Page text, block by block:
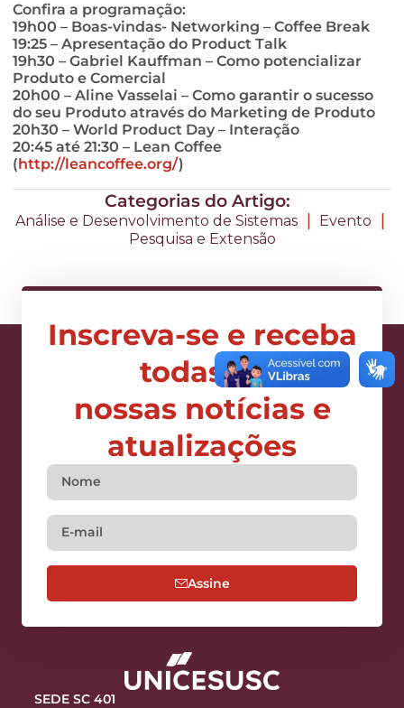
Confira a programação:
19h00 – Boas-vindas- Networking – Coffee Break
19:25 – Apresentação do Product Talk
19h30 – Gabriel Kauffman – Como potencializar
Produto e Comercial
20h00 – Aline Vasselai – Como garantir o sucesso
do seu Produto através do Marketing de Produto
20h30 – World Product Day – Interação
20:45 até 21:30 – Lean Coffee
(http://leancoffee.org/)
Categorias do Artigo:
Análise e Desenvolvimento de Sistemas | Evento |
Pesquisa e Extensão
Inscreva-se e receba
todas as
nossas notícias e
atualizações
Assine
SEDE SC 401